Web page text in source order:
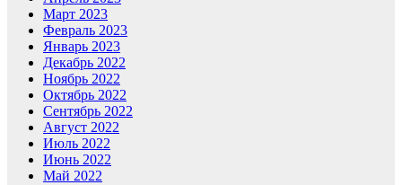
Март 2023
Февраль 2023
Январь 2023
Декабрь 2022
Ноябрь 2022
Октябрь 2022
Сентябрь 2022
Август 2022
Июль 2022
Июнь 2022
Май 2022